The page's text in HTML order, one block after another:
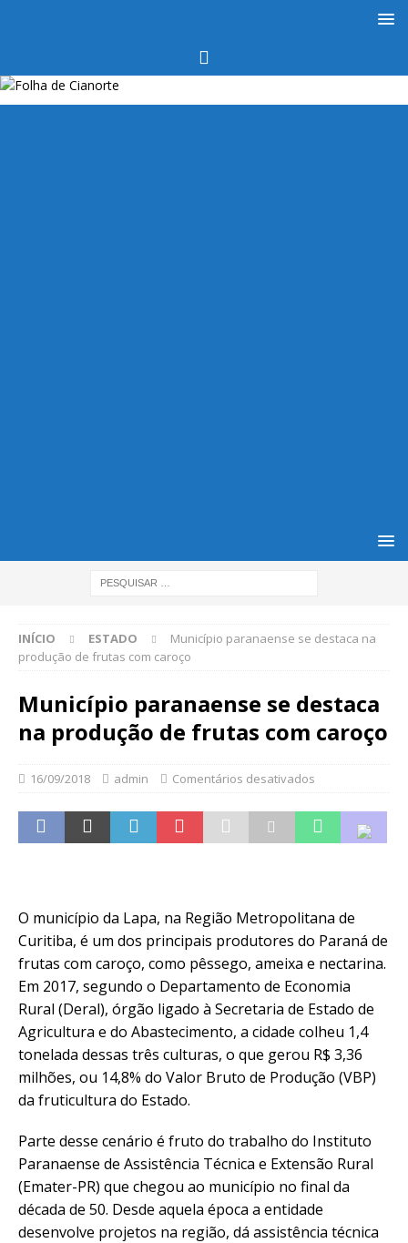
INÍCIO ESTADO
Município paranaense se destaca na
produção de frutas com caroço
Município paranaense se destaca
na produção de frutas com caroço
16/09/2018 admin Comentários desativados
O município da Lapa, na Região Metropolitana de
Curitiba, é um dos principais produtores do Paraná de
frutas com caroço, como pêssego, ameixa e nectarina.
Em 2017, segundo o Departamento de Economia
Rural (Deral), órgão ligado à Secretaria de Estado de
Agricultura e do Abastecimento, a cidade colheu 1,4
tonelada dessas três culturas, o que gerou R$ 3,36
milhões, ou 14,8% do Valor Bruto de Produção (VBP)
da fruticultura do Estado.
Parte desse cenário é fruto do trabalho do Instituto
Paranaense de Assistência Técnica e Extensão Rural
(Emater-PR) que chegou ao município no final da
década de 50. Desde aquela época a entidade
desenvolve projetos na região, dá assistência técnica